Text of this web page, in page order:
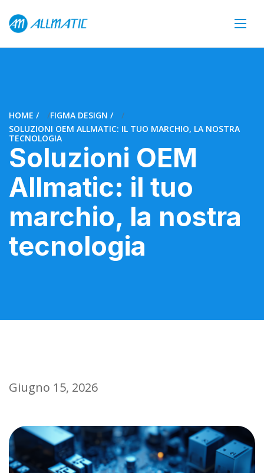
HOME
FIGMA DESIGN
SOLUZIONI OEM ALLMATIC: IL TUO MARCHIO, LA NOSTRA
TECNOLOGIA
Soluzioni OEM
Allmatic: il tuo
marchio, la nostra
tecnologia
Giugno 15, 2026